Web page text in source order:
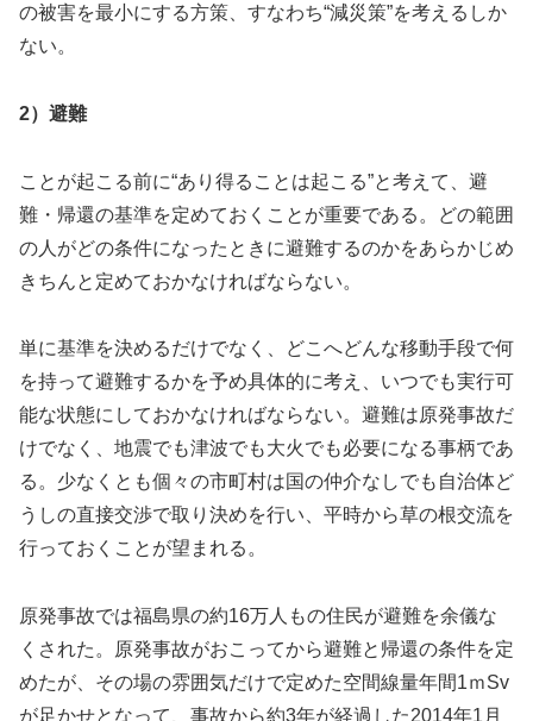
の被害を最小にする方策、すなわち“減災策”を考えるしか
ない。
2）避難
ことが起こる前に“あり得ることは起こる”と考えて、避
難・帰還の基準を定めておくことが重要である。どの範囲
の人がどの条件になったときに避難するのかをあらかじめ
きちんと定めておかなければならない。
単に基準を決めるだけでなく、どこへどんな移動手段で何
を持って避難するかを予め具体的に考え、いつでも実行可
能な状態にしておかなければならない。避難は原発事故だ
けでなく、地震でも津波でも大火でも必要になる事柄であ
る。少なくとも個々の市町村は国の仲介なしでも自治体ど
うしの直接交渉で取り決めを行い、平時から草の根交流を
行っておくことが望まれる。
原発事故では福島県の約16万人もの住民が避難を余儀な
くされた。原発事故がおこってから避難と帰還の条件を定
めたが、その場の雰囲気だけで定めた空間線量年間1ｍSv
が足かせとなって、事故から約3年が経過した2014年1月